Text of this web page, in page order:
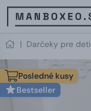
| Darčeky pre deti
Posledné kusy
Bestseller